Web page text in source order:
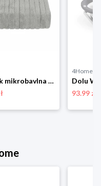
Ręcznik mikrobavlna DELUXE szary, 50 x 95 cm, 50 x 95 cm 4-Home
4Home
93.99 zł